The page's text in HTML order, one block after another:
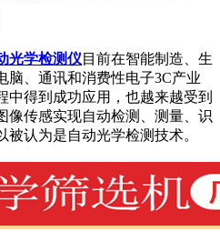
光学检测仪 目前在智能制造、生
脑、通讯和消费性电子3C产业
中得到成功应用，也越来越受到
像传感实现自动检测、测量、识
认为是自动光学检测技术。